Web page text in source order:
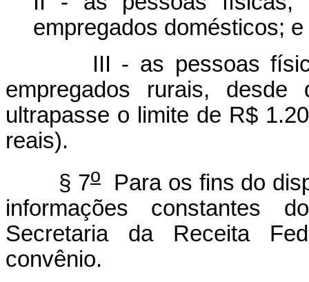
empregados domésticos; e
III - as pessoas físicas,
empregados rurais,
ultrapasse o limite de R$
reais).
§ 7o
Para os fins do
informações constantes
Secretaria da Receita
convênio.